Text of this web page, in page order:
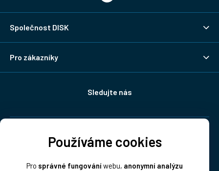
Používáme cookies
Pro správné fungováníwebu, anonymní analýzu
Společnost DISK
Pro zákazníky
Sledujte nás